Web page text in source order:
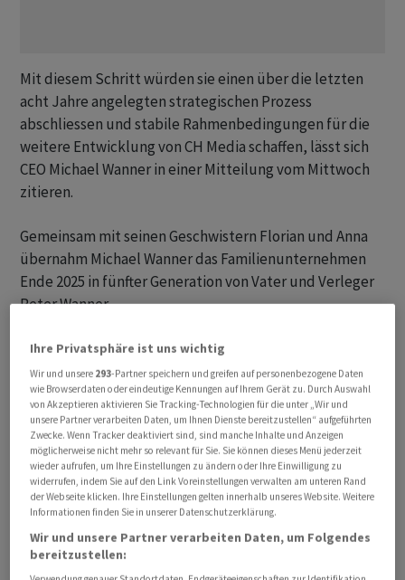
Mit diesem Schritt würden sie einen über die letzten
acht Jahre angelegten strategischen Prozess
abschliessen und stabile Rahmenbedingungen für die
weitere Entwicklung von CH Media schaffen, lässt sich
CEO Michael Wanner in einer Mitteilung vom Mittwoch
zitieren.
Gemeinsam mit seinen Geschwistern Florian und Anna
übernahm Michael Wanner das Familienunternehmen
Ende 2025 in fünfter Generation von Vater und Verleger
Peter Wanner.
Zu CH Media gehören unter anderen die «Aargauer
Zeitung», das «St. Galler Tagblatt», die «Luzerner
Zeitung», das Onlineportal «Watson» sowie zahlreiche
private TV- und Radiostationen wie Tele Züri.
Schritt seit längeren geplant
Der Schritt sei beidseits seit Längerem geplant
mit den eigenen Zeitungen. «Die vollständige
Rückführung des Unternehmens in Familienbesitz ist
Ihre Privatsphäre ist uns wichtig
Wir und unsere 293-Partner speichern und greifen auf personenbezogene Daten
wie Browserdaten oder eindeutige Kennungen auf Ihrem Gerät zu. Durch Auswahl
von Akzeptieren aktivieren Sie Tracking-Technologien für die unter „Wir und
unsere Partner verarbeiten Daten, um Ihnen Dienste bereitzustellen“ aufgeführten
Zwecke. Wenn Tracker deaktiviert sind, sind manche Inhalte und Anzeigen
möglicherweise nicht mehr so relevant für Sie. Sie können dieses Menü jederzeit
wieder aufrufen, um Ihre Einstellungen zu ändern oder Ihre Einwilligung zu
widerrufen, indem Sie auf den Link Voreinstellungen verwalten am unteren Rand
der Webseite klicken. Ihre Einstellungen gelten innerhalb unseres Website. Weitere
Informationen finden Sie in unserer Datenschutzerklärung.
Wir und unsere Partner verarbeiten Daten, um Folgendes
bereitzustellen: